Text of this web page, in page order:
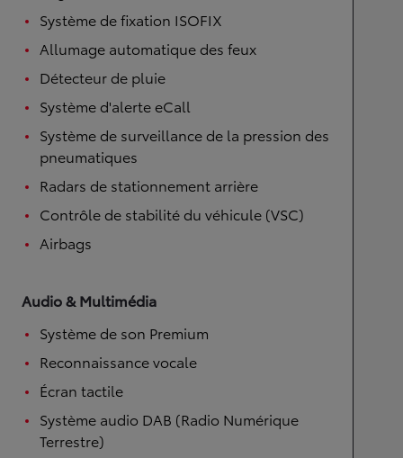
Système de fixation ISOFIX
Allumage automatique des feux
Détecteur de pluie
Système d'alerte eCall
Système de surveillance de la pression des
pneumatiques
Radars de stationnement arrière
Contrôle de stabilité du véhicule (VSC)
Airbags
Audio & Multimédia
Système de son Premium
Reconnaissance vocale
Écran tactile
Système audio DAB (Radio Numérique
Terrestre)